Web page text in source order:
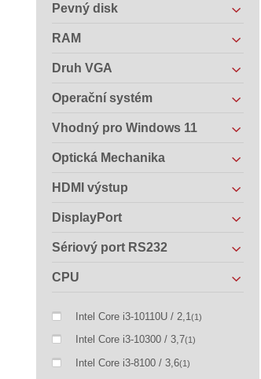
Pevný disk
RAM
Druh VGA
Operační systém
Vhodný pro Windows 11
Optická Mechanika
HDMI výstup
DisplayPort
Sériový port RS232
CPU
Intel Core i3-10110U / 2,1(1)
Intel Core i3-10300 / 3,7(1)
Intel Core i3-8100 / 3,6(1)